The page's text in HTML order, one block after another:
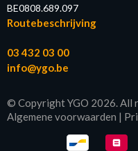
BE0808.689.097
Routebeschrijving
03 432 03 00
info@ygo.be
© Copyright YGO 2026. All
Algemene voorwaarden |